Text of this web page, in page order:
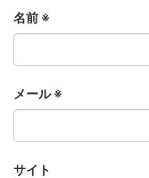
名前 ※
メール※
サイト